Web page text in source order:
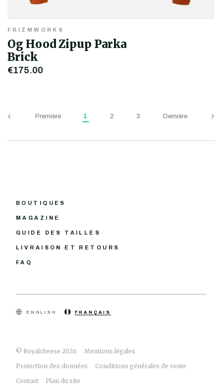
FRIZMWORKS
Og Hood Zipup Parka
Brick
€175,00
Première 1 2 3 Dernière
BOUTIQUES
MAGAZINE
GUIDE DES TAILLES
LIVRAISON ET RETOURS
FAQ
© Royalcheese 2026
Mentions légales
Protection des données
Conditions générales de vente
Contact
Plan du site
ENGLISH FRANÇAIS